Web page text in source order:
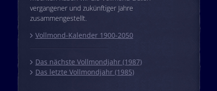
vergangener und zukünftiger Jahre
zusammengestellt.
Vollmond-Kalender 1900-2050
Das nächste Vollmondjahr (1987)
Das letzte Vollmondjahr (1985)